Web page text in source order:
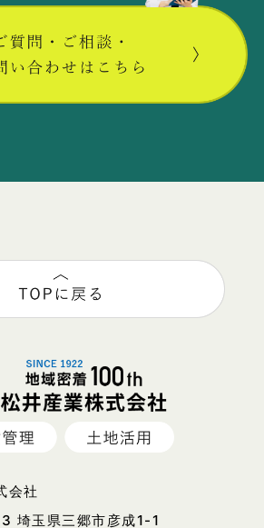
会社
埼玉県三郷市彦成1-1